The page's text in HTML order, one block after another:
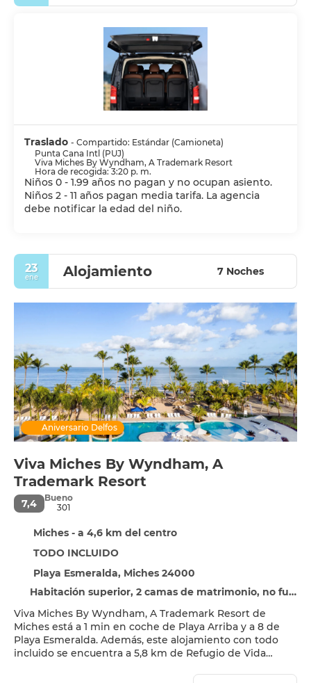
Traslado - Compartido: Estándar (Camioneta)
Punta Cana Intl (PUJ)
Viva Miches By Wyndham, A Trademark Resort
Hora de recogida: 3:20 p. m.
Niños 0 - 1.99 años no pagan y no ocupan asiento.
Niños 2 - 11 años pagan media tarifa. La agencia
debe notificar la edad del niño.
23
ene Alojamiento 7 Noches
Aniversario Delfos
Viva Miches By Wyndham, A
Trademark Resort
7,4
Bueno
301
Miches - a 4,6 km del centro
TODO INCLUIDO
Playa Esmeralda, Miches 24000
Habitación superior, 2 camas de matrimonio, no fumadores
Viva Miches By Wyndham, A Trademark Resort de
Miches está a 1 min en coche de Playa Arriba y a 8 de
Playa Esmeralda. Además, este alojamiento con todo
incluido se encuentra a 5,8 km de Refugio de Vida